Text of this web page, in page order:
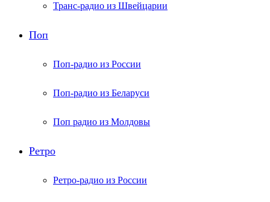
Транс-радио из Швейцарии
Поп
Поп-радио из России
Поп-радио из Беларуси
Поп радио из Молдовы
Ретро
Ретро-радио из России